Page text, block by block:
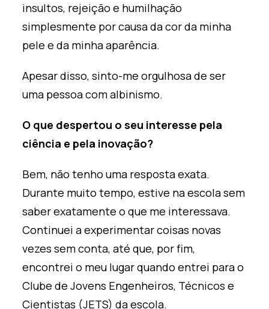
insultos, rejeição e humilhação
simplesmente por causa da cor da minha
pele e da minha aparência.
Apesar disso, sinto-me orgulhosa de ser
uma pessoa com albinismo.
O que despertou o seu interesse pela
ciência e pela inovação?
Bem, não tenho uma resposta exata.
Durante muito tempo, estive na escola sem
saber exatamente o que me interessava.
Continuei a experimentar coisas novas
vezes sem conta, até que, por fim,
encontrei o meu lugar quando entrei para o
Clube de Jovens Engenheiros, Técnicos e
Cientistas (JETS) da escola.